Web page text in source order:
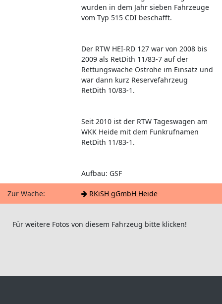
wurden in dem Jahr sieben Fahrzeuge
vom Typ 515 CDI beschafft.
Der RTW HEI-RD 127 war von 2008 bis
2009 als RetDith 11/83-7 auf der
Rettungswache Ostrohe im Einsatz und
war dann kurz Reservefahrzeug
RetDith 10/83-1.
Seit 2010 ist der RTW Tageswagen am
WKK Heide mit dem Funkrufnamen
RetDith 11/83-1.
Aufbau: GSF
Zur Wache: RKiSH gGmbH Heide
Für weitere Fotos von diesem Fahrzeug bitte klicken!